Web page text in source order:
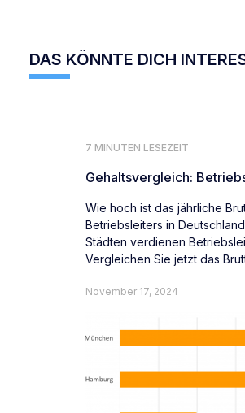
DAS KÖNNTE DICH
7 MINUTEN LESEZEIT
Gehaltsvergleich:
Wie hoch ist das jährliche
Betriebsleiters in
Städten verdienen
Vergleichen Sie jetzt das
November 17, 2024